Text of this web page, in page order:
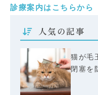
診療案内はこちらから
人気の記事
猫が毛
閉塞を